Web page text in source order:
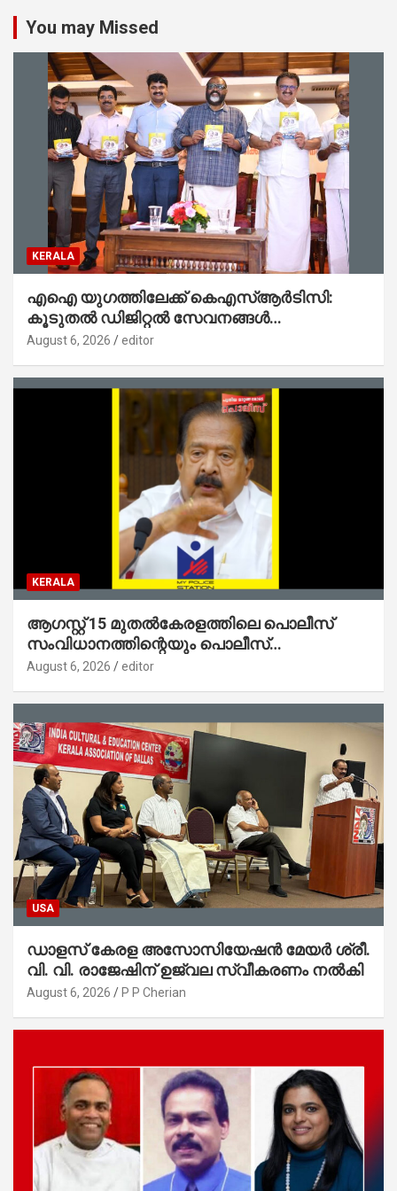
You may Missed
KERALA
എഐ യുഗത്തിലേക്ക് കെഎസ്ആർടിസി:
കൂടുതൽ ഡിജിറ്റൽ സേവനങ്ങൾ
ജനങ്ങളിലേക്കെത്തിക്കും – മന്ത്രി സി പി
August 6, 2026 editor
KERALA
ആഗസ്റ്റ് 15 മുതല്‍കേരളത്തിലെ പൊലീസ്
സംവിധാനത്തിന്റെയും പൊലീസ്
സ്റ്റേഷനുകളുടെയും മുഖഛായ മാറുകയാണ് :
August 6, 2026 editor
USA
ഡാളസ് കേരള അസോസിയേഷൻ മേയർ ശ്രീ.
വി. വി. രാജേഷിന് ഉജ്വല സ്വീകരണം നൽകി
August 6, 2026 P P Cherian